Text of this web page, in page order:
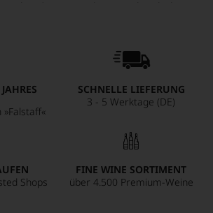
geradezu unendlich wirkende Kraft
Wein mit viel Tannin und Glyzerin,
Noten von Rauch, Tabak und
ist das Pauillac in Reinkultur.
die Möglichkeit, sich einige Stunden
Dekanter zu entfalten.
SCHNELLE LIEFERUNG
3 - 5 Werktage (DE)
Shops
FINE WINE SORTIMENT
über 4.500 Premium-Weine